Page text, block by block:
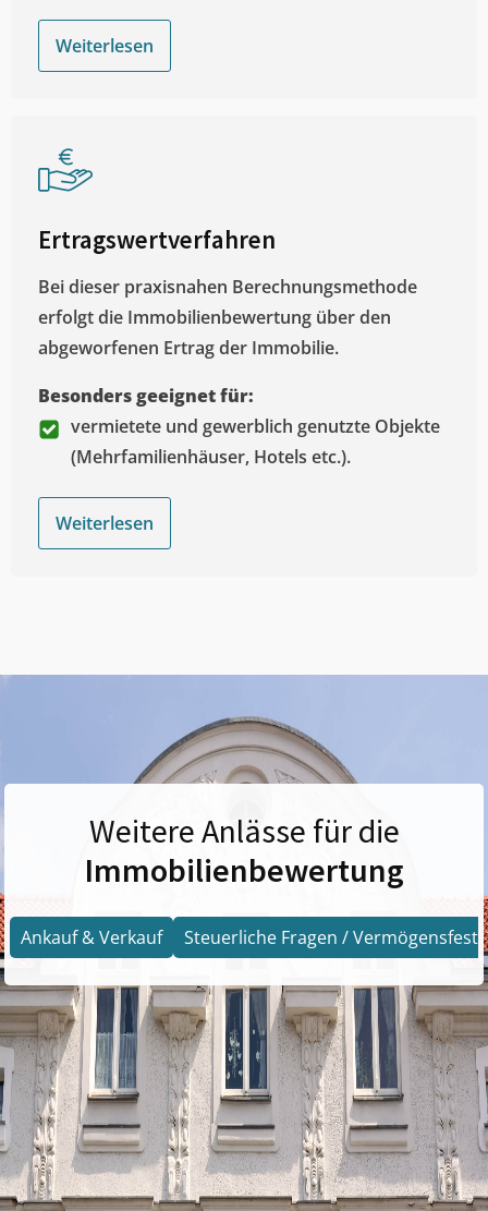
Weiterlesen
Ertragswertverfahren
Bei dieser praxisnahen Berechnungsmethode
erfolgt die Immobilienbewertung über den
abgeworfenen Ertrag der Immobilie.
Besonders geeignet für:
vermietete und gewerblich genutzte Objekte
(Mehrfamilienhäuser, Hotels etc.).
Weiterlesen
Weitere Anlässe für die
Immobilienbewertung
Ankauf & Verkauf Steuerliche Fragen /